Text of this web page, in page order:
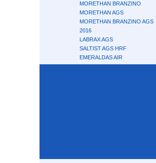
MORETHAN BRANZINO
MORETHAN AGS
MORETHAN BRANZINO AGS
2016
LABRAX AGS
SALTIST AGS HRF
EMERALDAS AIR
LAZY